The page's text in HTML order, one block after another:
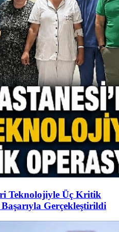
Teknolojiyle Üç Kritik
Gerçekleştirildi